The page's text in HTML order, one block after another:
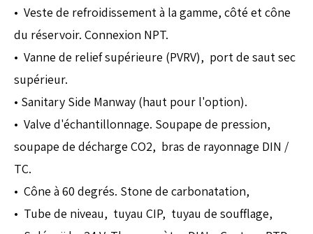
• Veste de refroidissement à la gamme, côté et cône
du réservoir. Connexion NPT.
• Vanne de relief supérieure (PVRV), port de saut sec
supérieur.
• Sanitary Side Manway (haut pour l'option).
• Valve d'échantillonnage. Soupape de pression,
soupape de décharge CO2, bras de rayonnage DIN /
TC.
• Cône à 60 degrés. Stone de carbonatation,
• Tube de niveau, tuyau CIP, tuyau de soufflage,